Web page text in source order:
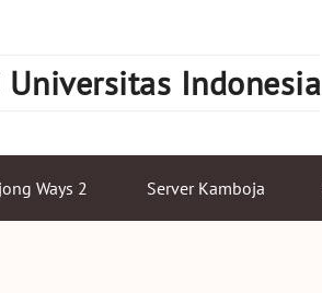
Indonesia
Ways 2 Server Kamboja